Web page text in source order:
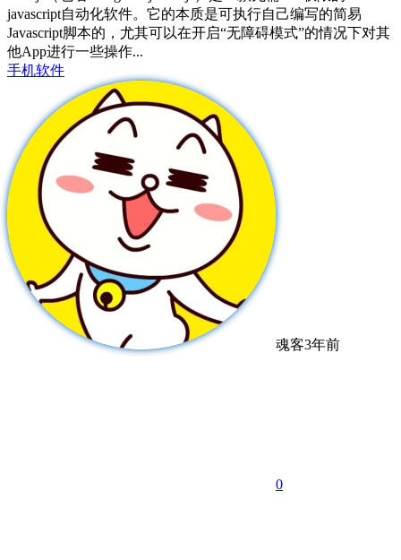
javascript自动化软件。它的本质是可执行自己编写的简易
Javascript脚本的，尤其可以在开启“无障碍模式”的情况下对其
他App进行一些操作...
手机软件
魂客3年前
0